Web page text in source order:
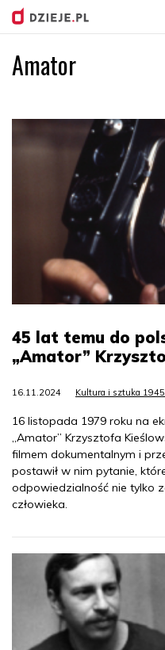
Amator
45 lat temu do
„Amator”
16.11.2024 Kultura i sztuka
16 listopada 1979 roku na
„Amator” Krzysztofa
filmem dokumentalnym i
postawił w nim pytanie,
odpowiedzialność nie tylko
człowieka.